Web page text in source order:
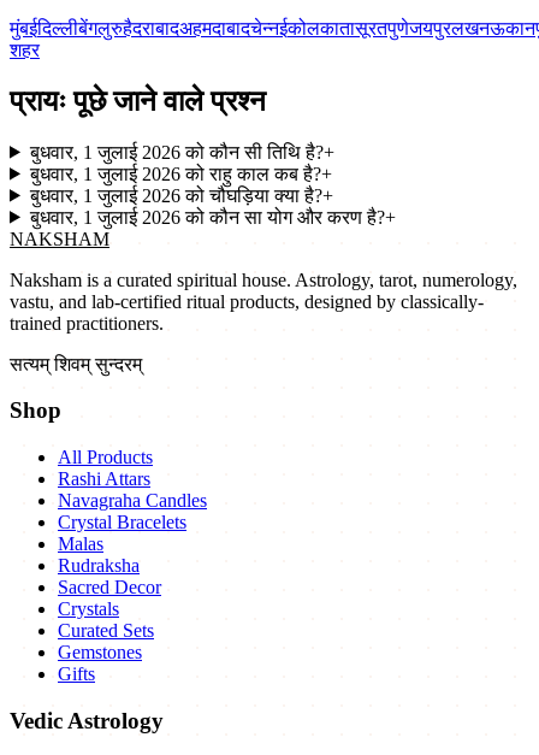
मुंबईदिल्लीबेंगलुरुहैदराबादअहमदाबादचेन्नईकोलकातासूरतपुणेजयपुरलखनऊ
शहर
प्रायः पूछे जाने वाले प्रश्न
बुधवार, 1 जुलाई 2026 को कौन सी तिथि है?+
बुधवार, 1 जुलाई 2026 को राहु काल कब है?+
बुधवार, 1 जुलाई 2026 को चौघड़िया क्या है?+
बुधवार, 1 जुलाई 2026 को कौन सा योग और करण है?+
NAKSHAM
Naksham is a curated spiritual house. Astrology, tarot, numerology,
vastu, and lab-certified ritual products, designed by classically-
trained practitioners.
सत्यम् शिवम् सुन्दरम्
Shop
All Products
Rashi Attars
Navagraha Candles
Crystal Bracelets
Malas
Rudraksha
Sacred Decor
Crystals
Curated Sets
Gemstones
Gifts
Vedic Astrology